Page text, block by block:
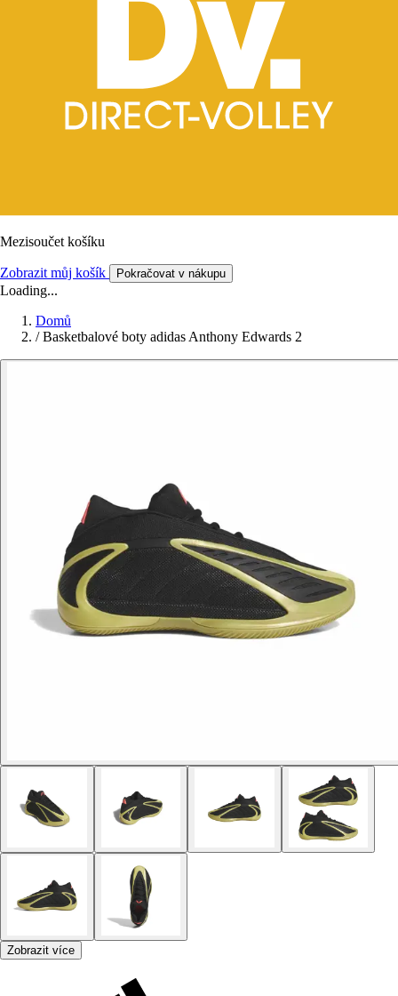
Mezisoučet košíku
Zobrazit můj košík Pokračovat v nákupu
Loading...
Domů
/ Basketbalové boty adidas Anthony Edwards 2
Zobrazit více